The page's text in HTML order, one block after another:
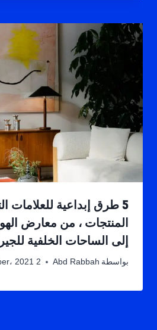
5 طرق إبداعية للعلامات
المنتجات ، من معارض
إلى الساحات الخلفية
بواسطة Abd Rabbah 2 December، 2021